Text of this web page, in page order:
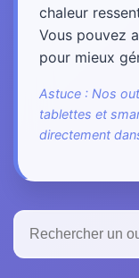
chaleur
Vous pouvez
pour mieux
Astuce : Nos
tablettes et
directement